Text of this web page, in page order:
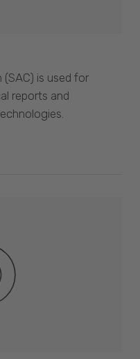
is used for
reports and